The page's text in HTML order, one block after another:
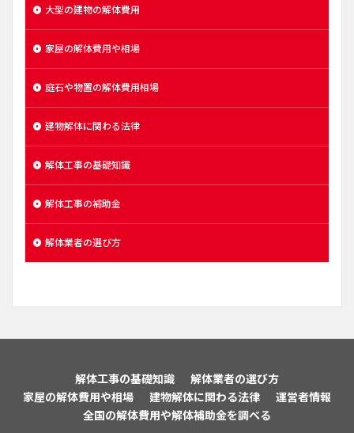
大型の建物の解体費用
家屋の解体費用や相場
庭石や物置の解体費用相場
建物解体に関わる法律
解体工事の基礎知識
解体工事の補助金
解体業者の選び方
解体工事の基礎知識
解体業者の選び方
家屋の解体費用や相場
建物解体に関わる法律
運営者情報
全国の解体費用や解体補助金を調べる